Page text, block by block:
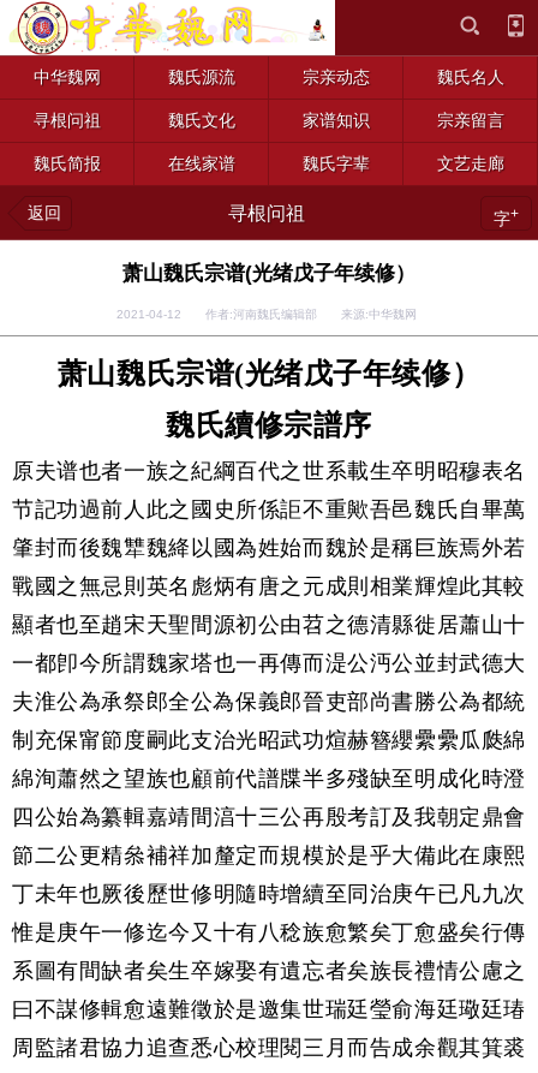
中华魏网 魏氏源流 宗亲动态 魏氏名人
寻根问祖 魏氏文化 家谱知识 宗亲留言
魏氏简报 在线家谱 魏氏字辈 文艺走廊
返回 寻根问祖 字+
萧山魏氏宗谱(光绪戊子年续修）
2021-04-12 作者:河南魏氏编辑部 来源:中华魏网
萧山魏氏宗谱(光绪戊子年续修）
魏氏續修宗譜序
原夫谱也者一族之紀綱百代之世系載生卒明昭穆表名
节記功過前人此之國史所係詎不重歟吾邑魏氏自畢萬
肇封而後魏犨魏絳以國為姓始而魏於是稱巨族焉外若
戰國之無忌則英名彪炳有唐之元成則相業輝煌此其較
顯者也至趙宋天聖間源初公由苕之德清縣徙居蕭山十
一都卽今所謂魏家塔也一再傳而湜公沔公並封武德大
夫淮公為承祭郎全公為保義郎晉吏部尚書勝公為都統
制充保甯節度嗣此支治光昭武功煊赫簪纓纍纍瓜瓞綿
綿洵蕭然之望族也顧前代譜牒半多殘缺至明成化時澄
四公始為纂輯嘉靖間湻十三公再殷考訂及我朝定鼎會
節二公更精叅補祥加釐定而規模於是乎大備此在康熙
丁未年也厥後歷世修明隨時增續至同治庚午已凡九次
惟是庚午一修迄今又十有八稔族愈繁矣丁愈盛矣行傳
系圖有間缺者矣生卒嫁娶有遺忘者矣族長禮情公慮之
曰不謀修輯愈遠難徵於是邀集世瑞廷瑩俞海廷璥廷瑃
周監諸君協力追查悉心校理閱三月而告成余觀其箕裘